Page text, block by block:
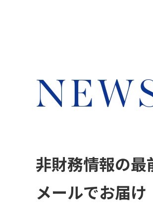
非財務情報の最
メールでお届け